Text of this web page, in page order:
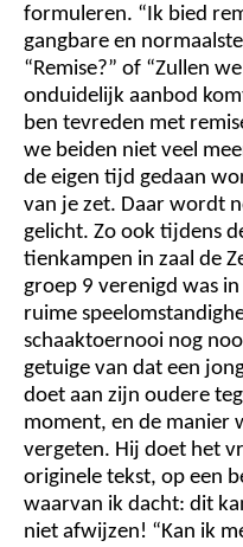
formuleren. “Ik bied
gangbare en
“Remise?” of “Zullen
onduidelijk aanbod
ben tevreden met
we beiden niet veel
de eigen tijd gedaan
van je zet. Daar wordt
gelicht. Zo ook tijdens
tienkampen in zaal de
groep 9 verenigd was
ruime
schaaktoernooi nog
getuige van dat een
doet aan zijn oudere
moment, en de manier
vergeten. Hij doet het
originele tekst, op een
waarvan ik dacht: dit
niet afwijzen! “Kan ik